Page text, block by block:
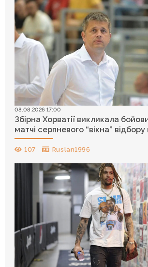
08.08.2026 17:00
Збірна Хорватії викликала
матчі серпневого “вікна”
107 Ruslan1996